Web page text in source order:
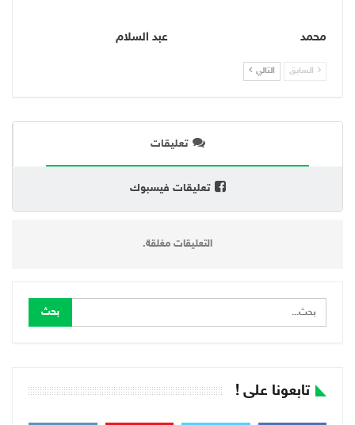
محمد عبد السلام
السابق التالي
تعليقات
تعليقات فيسبوك
التعليقات مغلقة.
تابعونا على !